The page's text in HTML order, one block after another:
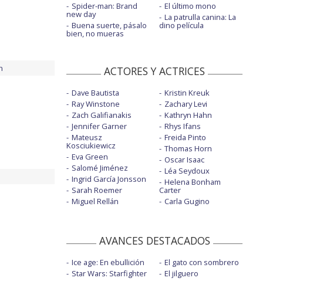
Spider-man: Brand
new day
Buena suerte, pásalo
bien, no mueras
El último mono
La patrulla canina: La
dino película
ACTORES Y ACTRICES
Dave Bautista
Ray Winstone
Zach Galifianakis
Jennifer Garner
Mateusz
Kosciukiewicz
Eva Green
Salomé Jiménez
Ingrid García Jonsson
Sarah Roemer
Miguel Rellán
Kristin Kreuk
Zachary Levi
Kathryn Hahn
Rhys Ifans
Freida Pinto
Thomas Horn
Oscar Isaac
Léa Seydoux
Helena Bonham
Carter
Carla Gugino
AVANCES DESTACADOS
Ice age: En ebullición
Star Wars: Starfighter
El gato con sombrero
El jilguero